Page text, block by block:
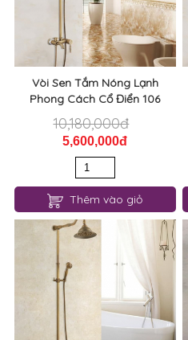
Vòi Sen Tắm Nóng Lạnh
Phong Cách Cổ Điển 106
10,180,000đ
5,600,000đ
Thêm vào giỏ